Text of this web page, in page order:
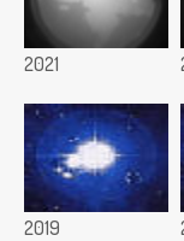
2021
2019